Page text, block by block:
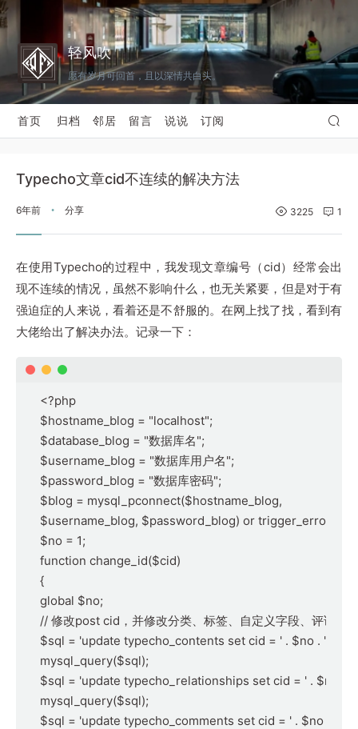
轻风吹
愿有岁月可回首，且以深情共白头。
首页 归档 邻居 留言 说说 订阅
Typecho文章cid不连续的解决方法
6年前 • 分享 3225 1
在使用Typecho的过程中，我发现文章编号（cid）经常会出
现不连续的情况，虽然不影响什么，也无关紧要，但是对于有
强迫症的人来说，看着还是不舒服的。在网上找了找，看到有
大佬给出了解决办法。记录一下：
<?php
$hostname_blog = "localhost";
$database_blog = "数据库名";
$username_blog = "数据库用户名";
$password_blog = "数据库密码";
$blog = mysql_pconnect($hostname_blog,
$username_blog, $password_blog) or
$no = 1;
function change_id($cid)
{
global $no;
// 修改post cid，并修改分类、标签、自定义字段、评论的
$sql = 'update typecho_contents set cid = ' . $no . '
mysql_query($sql);
$sql = 'update typecho_relationships set cid = ' . $no . '
mysql_query($sql);
$sql = 'update typecho_comments set cid = ' . $no . '